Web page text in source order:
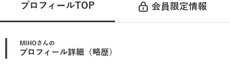
プロフィールTOP 会員限定情報
MIHOさんの
プロフィール詳細（略歴）